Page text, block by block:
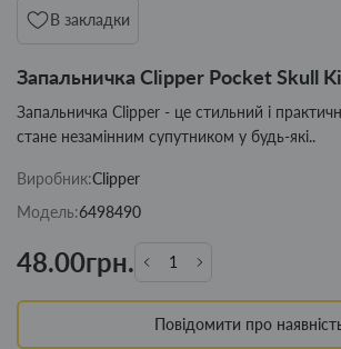
В закладки
Запальничка Clipper Pocket Skull
Запальничка Clipper - це стильний і
стане незамінним супутником у будь-які..
Виробник:Clipper
Модель:6498490
48.00грн.
Повідомити про